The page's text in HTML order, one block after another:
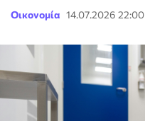
Οικονομία 14.07.2026 22:00